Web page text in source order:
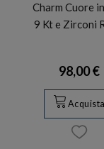
Charm Cuore
9 Kt e Zirconi
98,00 €
Acquista